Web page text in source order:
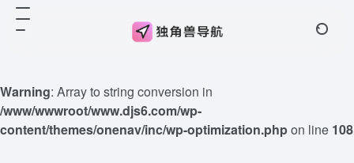
Warning: Array to string conversion in
/www/wwwroot/www.djs6.com/wp-
content/themes/onenav/inc/wp-optimization.phpon line 108